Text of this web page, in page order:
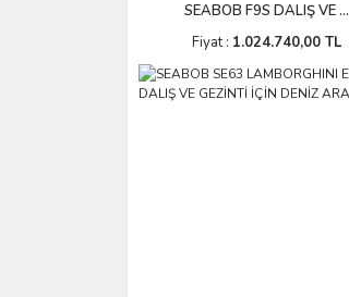
SEABOB F9S DALIŞ VE ...
Fiyat : 1.024.740,00 TL